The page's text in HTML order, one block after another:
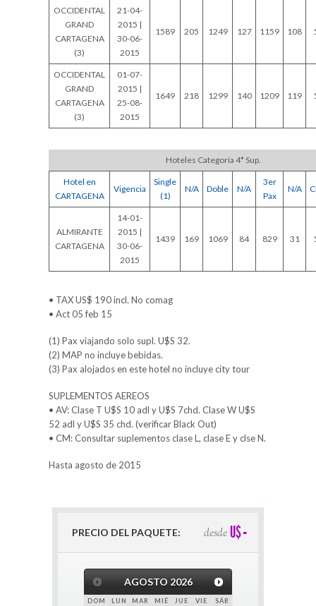
OCCIDENTAL
GRAND
CARTAGENA
(3)
21-04-
2015 |
30-06-
2015
1589 205 1249 127 1159 108
OCCIDENTAL
GRAND
CARTAGENA
(3)
01-07-
2015 |
25-08-
2015
1649 218 1299 140 1209 119
Hoteles Categoría 4* Sup.
Hotel en
CARTAGENA
Vigencia
Single
(1)
N/A Doble N/A
3er
Pax
N/A
ALMIRANTE
CARTAGENA
14-01-
2015 |
30-06-
2015
1439 169 1069 84 829 31
• TAX US$ 190 incl. No comag
• Act 05 feb 15
(1) Pax viajando solo supl. U$S 32.
(2) MAP no incluye bebidas.
(3) Pax alojados en este hotel no incluye city tour
SUPLEMENTOS AEREOS
• AV: Clase T U$S 10 adl y U$S 7chd. Clase W U$S
52 adl y U$S 35 chd. (verificar Black Out)
• CM: Consultar suplementos clase L, clase E y clse N.
Hasta agosto de 2015
PRECIO DEL PAQUETE: desde U$-
AGOSTO 2026
DOM LUN MAR MIÉ JUE VIE SÁB